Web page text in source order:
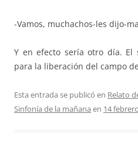
-Vamos, muchachos-les dijo-
Y en efecto sería otro día. El
para la liberación del campo
Esta entrada se publicó en Relato
Sinfonía de la mañana en 14